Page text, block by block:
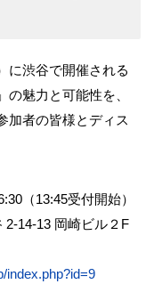
に渋谷で開催される
魅力と可能性を、
加者の皆様とディス
（13:45受付開始）
2-14-13 岡崎ビル２F
index.php?id=9